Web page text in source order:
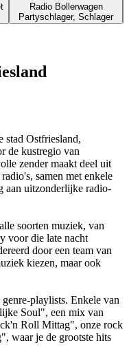
Radio Bollerwagen
Partyschlager, Schlager
stad Ostfriesland,
de kustregio van
zender maakt deel uit
samen met enkele
aan uitzonderlijke radio-
soorten muziek, van
voor die late nacht
door een team van
kiezen, maar ook
playlists. Enkele van
Soul", een mix van
Roll Mittag", onze rock
waar je de grootste hits